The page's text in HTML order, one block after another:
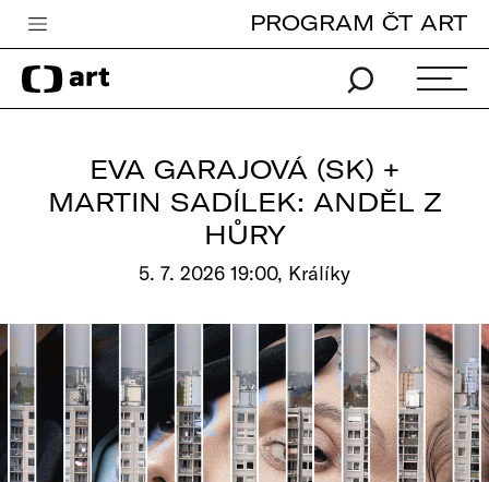
Česká televize
Zpravodajství
iVysílání
edu
Vše o ČT
PROGRAM ČT ART
EVA GARAJOVÁ (SK) +
MARTIN SADÍLEK: ANDĚL Z
HŮRY
5. 7. 2026 19:00, Králíky